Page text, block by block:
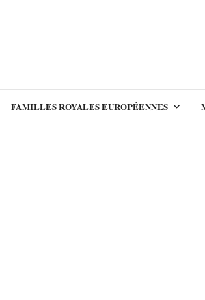
FAMILLES ROYALES EUROPÉENNES